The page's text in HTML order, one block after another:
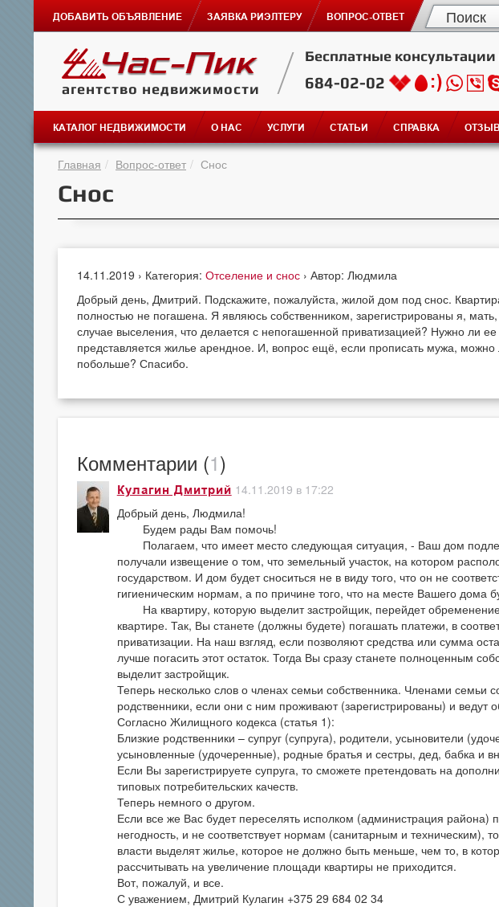
ДОБАВИТЬ ОБЪЯВЛЕНИЕ ЗАЯВКА РИЭЛТЕРУ ВОПРОС-ОТВЕТ
агентство недвижимости
Бесплатные
684-02-02
КАТАЛОГ НЕДВИЖИМОСТИ О НАС УСЛУГИ СТАТЬИ СПРАВКА
Главная Вопрос-ответ Снос
Снос
14.11.2019 › Категория: Отселение и снос › Автор: Людмила
Добрый день, Дмитрий. Подскажите, пожалуйста, жилой дом под снос.
полностью не погашена. Я являюсь собственником, зарегистрированы я,
случае выселения, что делается с непогашенной приватизацией? Нужно ли
представляется жилье арендное. И, вопрос ещё, если прописать мужа, можно
побольше? Спасибо.
Комментарии (1)
Кулагин Дмитрий 14.11.2019 в 17:22
Добрый день, Людмила!
Будем рады Вам помочь!
Полагаем, что имеет место следующая ситуация, - Ваш дом
получали извещение о том, что земельный участок, на котором
государством. И дом будет сноситься не в виду того, что он не
гигиеническим нормам, а по причине того, что на месте Вашего дома
На квартиру, которую выделит застройщик, перейдет
квартире. Так, Вы станете (должны будете) погашать платежи, в
приватизации. На наш взгляд, если позволяют средства или сумма
лучше погасить этот остаток. Тогда Вы сразу станете полноценным
выделит застройщик.
Теперь несколько слов о членах семьи собственника. Членами семьи
родственники, если они с ним проживают (зарегистрированы) и ведут
Согласно Жилищного кодекса (статья 1):
Близкие родственники – супруг (супруга), родители, усыновители
усыновленные (удочеренные), родные братья и сестры, дед, бабка и
Если Вы зарегистрируете супруга, то сможете претендовать на
типовых потребительских качеств.
Теперь немного о другом.
Если все же Вас будет переселять исполком (администрация района)
негодность, и не соответствует нормам (санитарным и техническим),
власти выделят жилье, которое не должно быть меньше, чем то, в
рассчитывать на увеличение площади квартиры не приходится.
Вот, пожалуй, и все.
С уважением, Дмитрий Кулагин +375 29 684 02 34